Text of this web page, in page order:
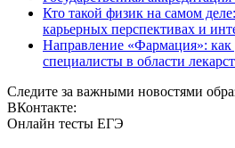
Кто такой физик на самом
карьерных перспективах и
Направление «Фармация»: как
специалисты в области
Следите за важными новостями
ВКонтакте:
Онлайн тесты ЕГЭ